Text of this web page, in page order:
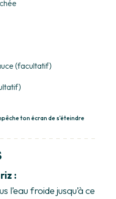
(facultatif)
ton écran de s'éteindre
:
l’eau froide jusqu’à ce